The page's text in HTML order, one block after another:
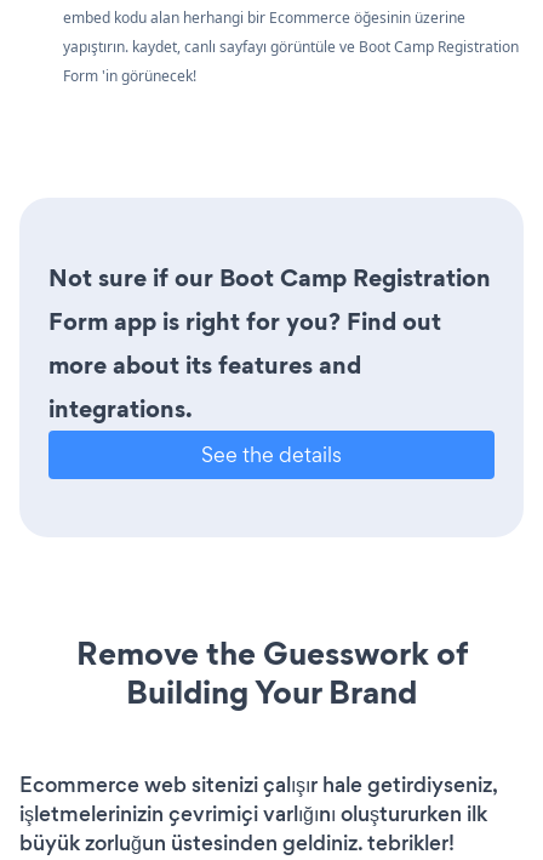
embed kodu alan herhangi bir Ecommerce öğesinin üzerine
yapıştırın. kaydet, canlı sayfayı görüntüle ve Boot Camp Registration
Form 'in görünecek!
Not sure if our Boot Camp Registration
Form app is right for you? Find out
more about its features and
integrations.
See the details
Remove the Guesswork of
Building Your Brand
Ecommerce web sitenizi çalışır hale getirdiyseniz,
işletmelerinizin çevrimiçi varlığını oluştururken ilk
büyük zorluğun üstesinden geldiniz. tebrikler!